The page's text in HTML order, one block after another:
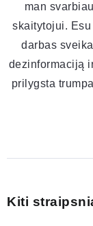
man
skaitytojui.
darbas
dezinformaciją
prilygsta
Kiti